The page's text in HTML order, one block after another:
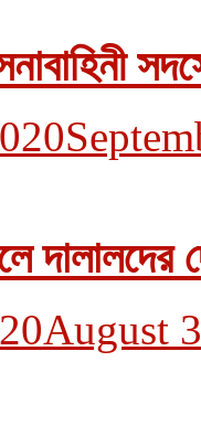
দালালদের
August